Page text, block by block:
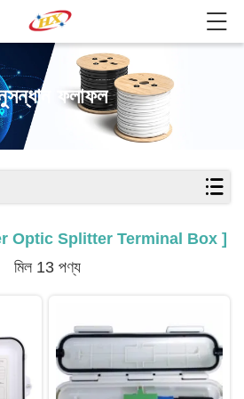
ফলাফল
Optic Splitter Terminal Box ]
মিল 13 পণ্য